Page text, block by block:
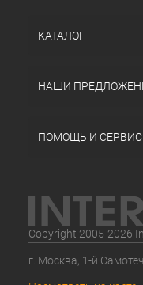
КАТАЛОГ
НАШИ
ПОМОЩЬ И
Copyright 2005-2026
г. Москва, 1-й